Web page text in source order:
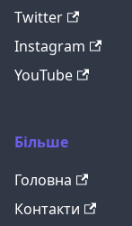
Twitter
Instagram
YouTube
Більше
Головна
Контакти